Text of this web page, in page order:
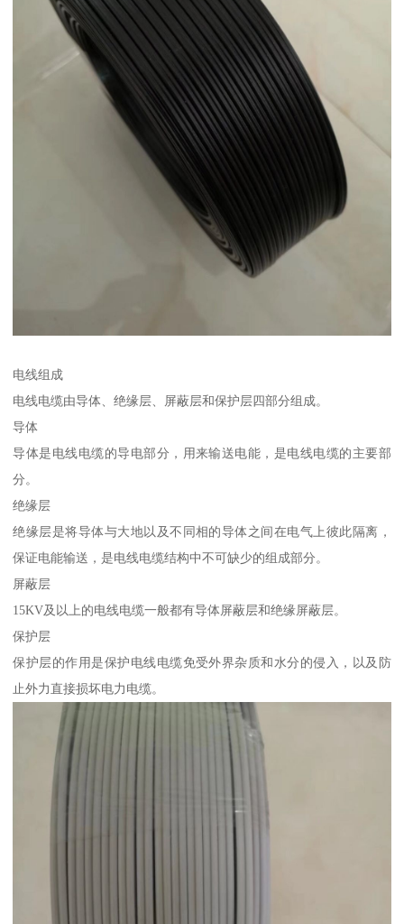
电线组成
电线电缆由导体、绝缘层、屏蔽层和保护层四部分组成。
导体
导体是电线电缆的导电部分，用来输送电能，是电线电缆的主要部
分。
绝缘层
绝缘层是将导体与大地以及不同相的导体之间在电气上彼此隔离，
保证电能输送，是电线电缆结构中不可缺少的组成部分。
屏蔽层
15KV及以上的电线电缆一般都有导体屏蔽层和绝缘屏蔽层。
保护层
保护层的作用是保护电线电缆免受外界杂质和水分的侵入，以及防
止外力直接损坏电力电缆。